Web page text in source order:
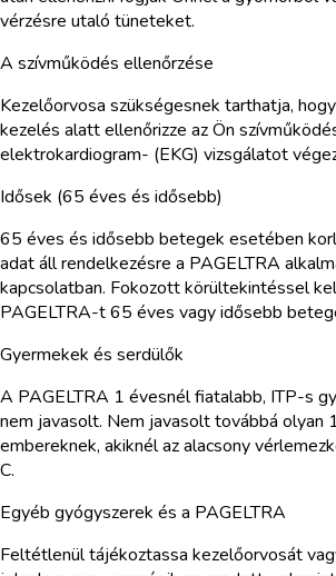
vérzésre utaló tüneteket.
A szívműködés ellenőrzése
Kezelőorvosa szükségesnek tarthatja,
kezelés alatt ellenőrizze az Ön
elektrokardiogram- (EKG) vizsgálatot
Idősek (65 éves és idősebb)
65 éves és idősebb betegek esetében
adat áll rendelkezésre a PAGELTRA
kapcsolatban. Fokozott körültekintéssel
PAGELTRA-t 65 éves vagy idősebb
Gyermekek és serdülők
A PAGELTRA 1 évesnél fiatalabb, ITP-s
nem javasolt. Nem javasolt továbbá olyan
embereknek, akiknél az alacsony
C.
Egyéb gyógyszerek és a PAGELTRA
Feltétlenül tájékoztassa kezelőorvosát